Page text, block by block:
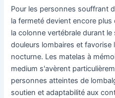
Pour les personnes souffrant
la fermeté devient encore
la colonne vertébrale durant
douleurs lombaires et favorise
nocturne. Les matelas à
medium s'avèrent
personnes atteintes de
soutien et adaptabilité aux